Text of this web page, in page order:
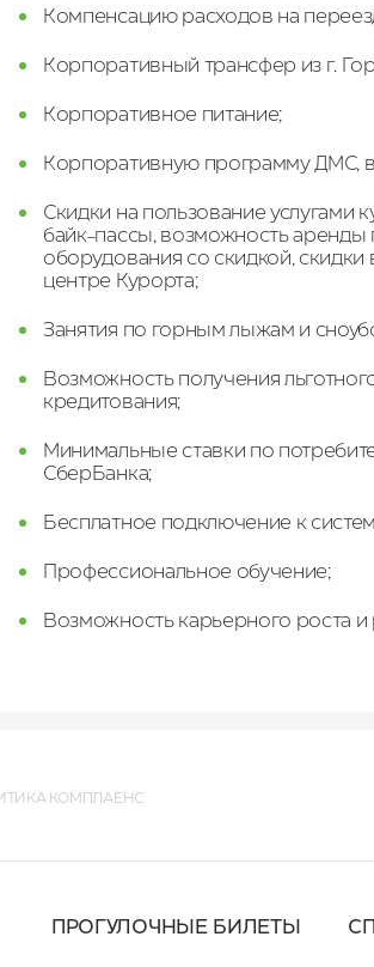
Компенсацию расходов на
Корпоративный трансфер из г.
Корпоративное питание;
Корпоративную программу ДМС,
Скидки на пользование услугами
байк-пассы, возможность
оборудования со скидкой, скидки
центре Курорта;
Занятия по горным лыжам и
Возможность получения
кредитования;
Минимальные ставки по
СберБанка;
Бесплатное подключение к
Профессиональное обучение;
Возможность карьерного роста и
КОМПЛАЕНС
ПРОГУЛОЧНЫЕ БИЛЕТЫ